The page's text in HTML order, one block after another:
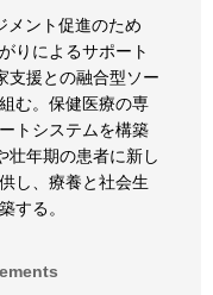
メント促進のため
りによるサポート
支援との融合型ソー
む。保健医療の専
トシステムを構築
壮年期の患者に新し
し、療養と社会生
する。